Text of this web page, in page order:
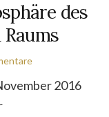
des
2016